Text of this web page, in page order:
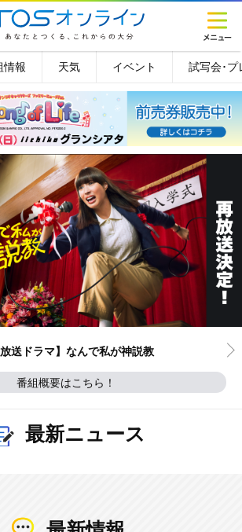
情報 天気 イベント 試写会･プ
放送ドラマ】なんで私が神説教
番組概要はこちら！
最新ニュース